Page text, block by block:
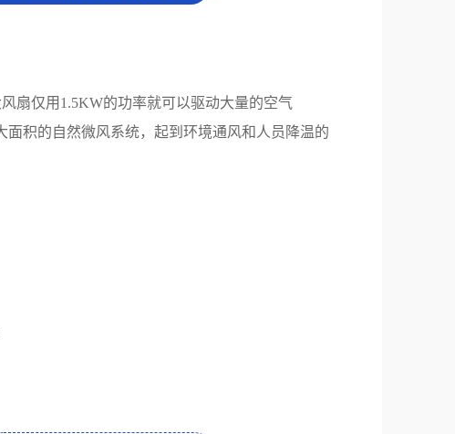
扇仅用1.5KW的功率就可以驱动大量的空气
面积的自然微风系统，起到环境通风和人员降温的